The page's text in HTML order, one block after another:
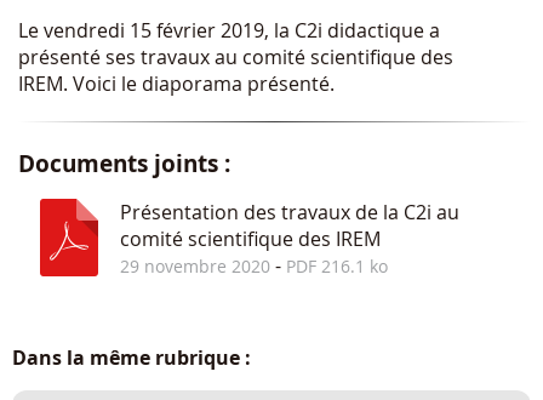
Le vendredi 15 février 2019, la C2i didactique a
présenté ses travaux au comité scientifique des
IREM. Voici le diaporama présenté.
Documents joints :
Présentation des travaux de la C2i au
comité scientifique des IREM
29 novembre 2020 - PDF 216.1 ko
Dans la même rubrique :